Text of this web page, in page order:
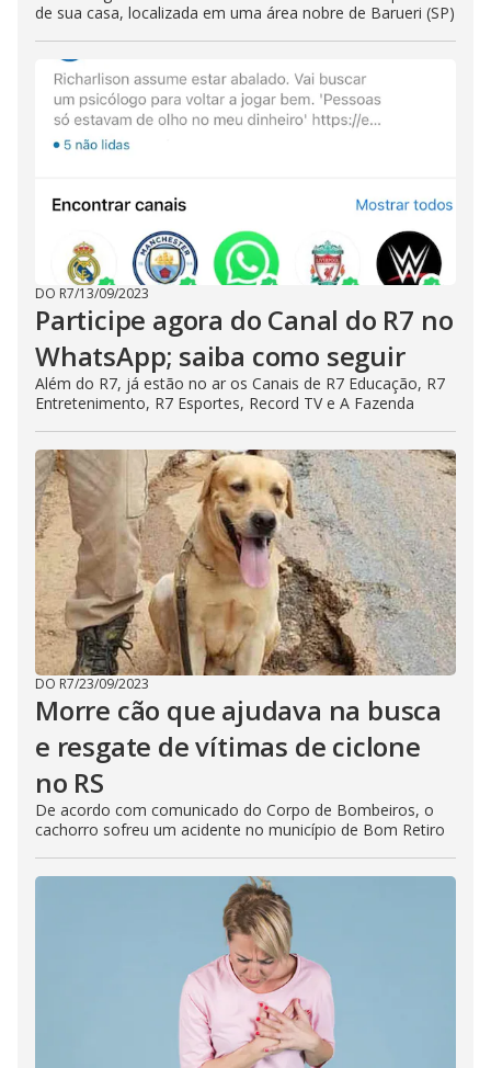
de sua casa, localizada em uma área nobre de Barueri (SP)
DO R7/13/09/2023
Participe agora do Canal do R7 no
WhatsApp; saiba como seguir
Além do R7, já estão no ar os Canais de R7 Educação, R7
Entretenimento, R7 Esportes, Record TV e A Fazenda
DO R7/23/09/2023
Morre cão que ajudava na busca
e resgate de vítimas de ciclone
no RS
De acordo com comunicado do Corpo de Bombeiros, o
cachorro sofreu um acidente no município de Bom Retiro